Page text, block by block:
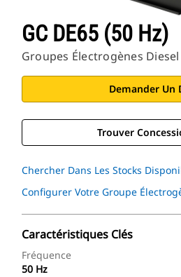
GC DE65 (50 Hz)
Groupes Électrogènes Diesel
Demander Un
Trouver
Chercher Dans Les Stocks
Configurer Votre Groupe
Caractéristiques Clés
Fréquence
50 Hz